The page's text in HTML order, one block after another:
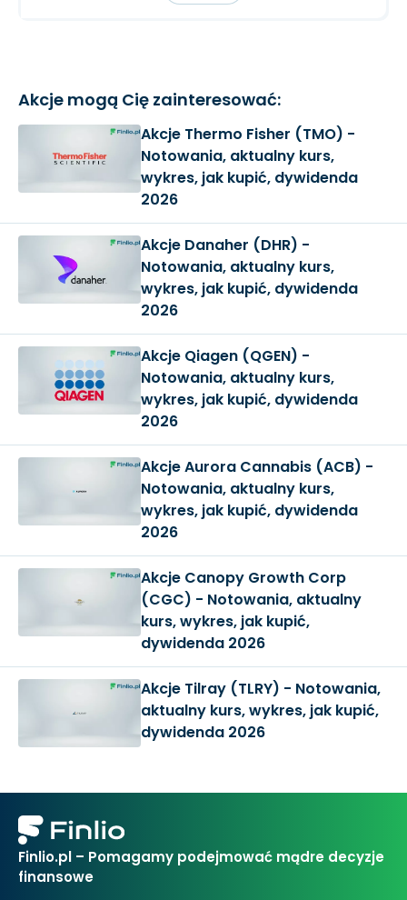
Akcje mogą Cię zainteresować:
Akcje Thermo Fisher (TMO) -
Notowania, aktualny kurs,
wykres, jak kupić, dywidenda
2026
Akcje Danaher (DHR) -
Notowania, aktualny kurs,
wykres, jak kupić, dywidenda
2026
Akcje Qiagen (QGEN) -
Notowania, aktualny kurs,
wykres, jak kupić, dywidenda
2026
Akcje Aurora Cannabis (ACB) -
Notowania, aktualny kurs,
wykres, jak kupić, dywidenda
2026
Akcje Canopy Growth Corp
(CGC) - Notowania, aktualny
kurs, wykres, jak kupić,
dywidenda 2026
Akcje Tilray (TLRY) - Notowania,
aktualny kurs, wykres, jak kupić,
dywidenda 2026
Finlio.pl – Pomagamy podejmować mądre decyzje
finansowe